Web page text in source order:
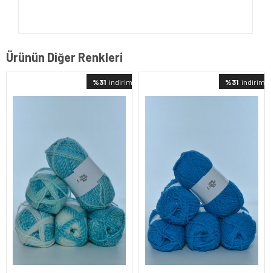
Ürünün Diğer Renkleri
%31 indirimli %31 indirimli